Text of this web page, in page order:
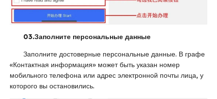
03.Заполните персональные данные
Заполните достоверные персональные данные. В графе
«Контактная информация» может быть указан номер
мобильного телефона или адрес электронной почты лица, у
которого вы остановились.